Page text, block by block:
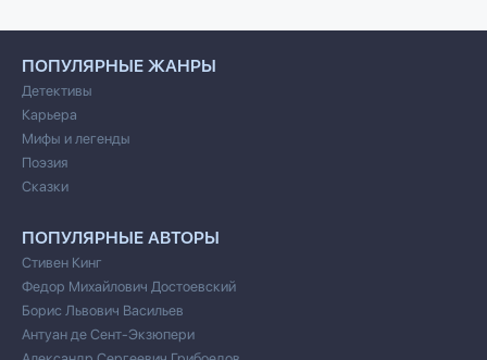
ПОПУЛЯРНЫЕ ЖАНРЫ
Детективы
Карьера
Мифы и легенды
Поэзия
Сказки
ПОПУЛЯРНЫЕ АВТОРЫ
Стивен Кинг
Федор Михайлович Достоевский
Борис Львович Васильев
Антуан де Сент-Экзюпери